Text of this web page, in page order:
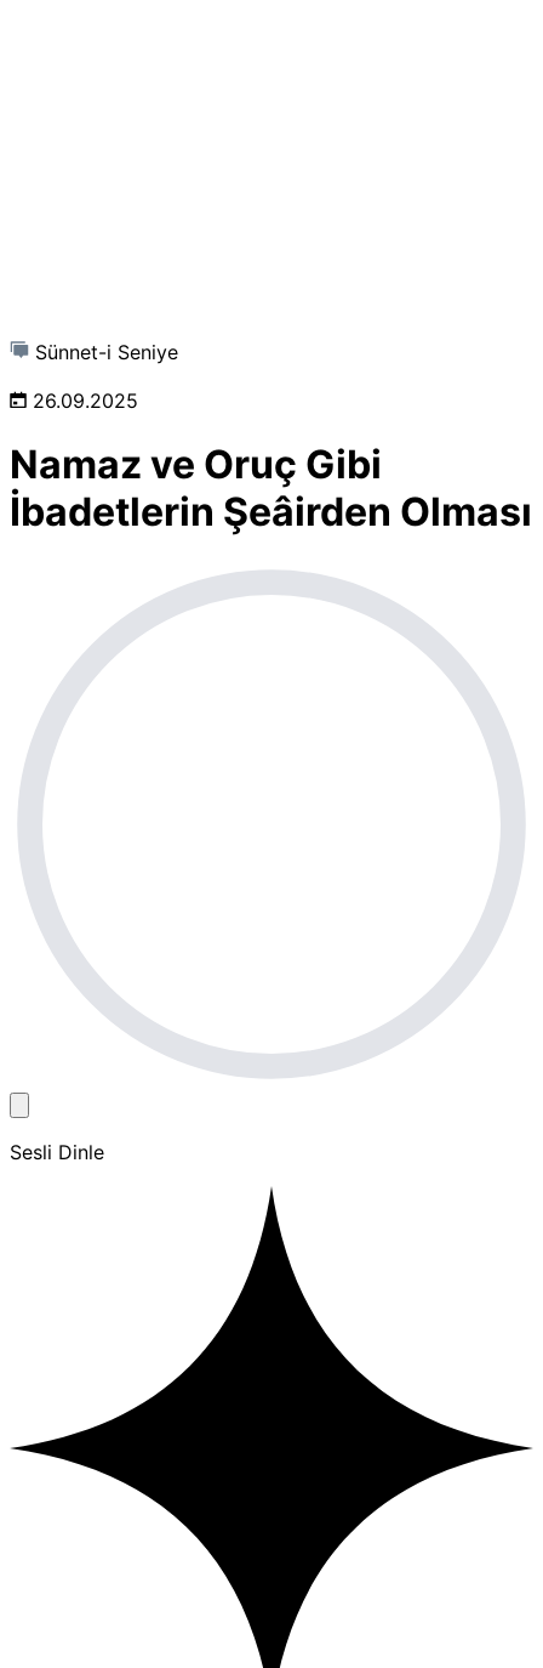
Sünnet-i Seniye
26.09.2025
Namaz ve Oruç Gibi
İbadetlerin Şeâirden Olması
Sesli Dinle